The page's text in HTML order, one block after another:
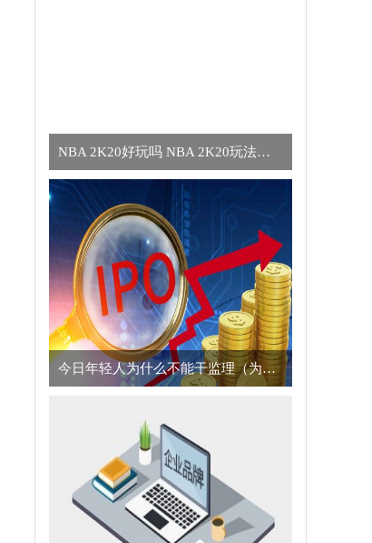
NBA 2K20好玩吗 NBA 2K20玩法简介
今日年轻人为什么不能干监理（为什么年轻人不适合干监理的真正原因）